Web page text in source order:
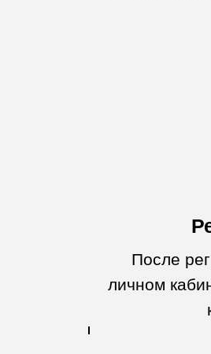
После
личном